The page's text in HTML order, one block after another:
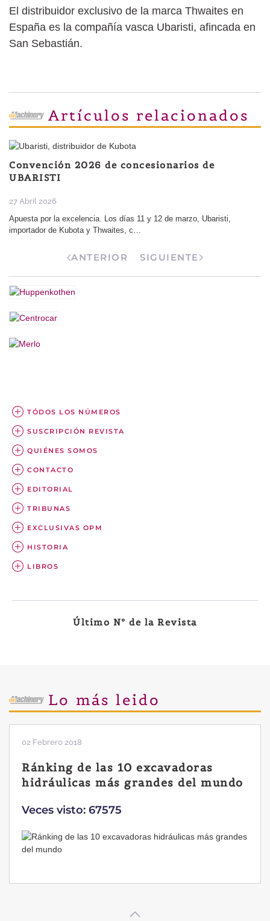
El distribuidor exclusivo de la marca Thwaites en
España es la compañía vasca Ubaristi, afincada en
San Sebastián.
Artículos relacionados
Convención 2026 de concesionarios de
UBARISTI
27 Abril 2026
Apuesta por la excelencia. Los días 11 y 12 de marzo, Ubaristi,
importador de Kubota y Thwaites, c…
ANTERIOR SIGUIENTE
TÓDOS LOS NÚMEROS
SUSCRIPCIÓN REVISTA
QUIÉNES SOMOS
CONTACTO
EDITORIAL
TRIBUNAS
EXCLUSIVAS OPM
HISTORIA
LIBROS
Último Nº de la Revista
Lo más leido
02 Febrero 2018
Ránking de las 10 excavadoras
hidráulicas más grandes del mundo
Veces visto: 67575